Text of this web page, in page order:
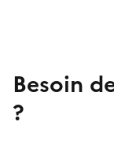
Besoin
?